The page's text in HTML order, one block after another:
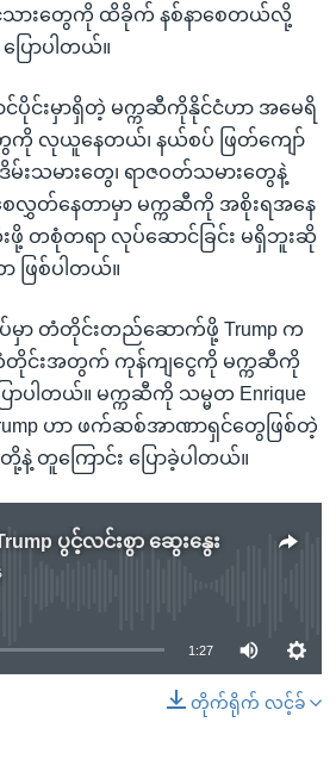
သားတွေကို ထိခိုက် နစ်နာစေတယ်လို့
ြောပါတယ်။
ပိုင်းမှာရှိတဲ့ မက္ကဆီကိုနိုင်ငံဟာ အမေရိ
လုယူနေတယ်၊ နယ်စပ် ဖြတ်ကျော်
မ်းသမားတွေ၊ ရာဇဝတ်သမားတွေနဲ့
တ်နေတာမှာ မက္ကဆီကို အစိုးရအနေ
တစုံတရာ လုပ်ဆောင်ခြင်း မရှိဘူးဆို
ာ ဖြစ်ပါတယ်။
ပ်မှာ တံတိုင်းတည်ဆောက်ဖို့ Trump က
တိုင်းအတွက် ကုန်ကျငွေကို မက္ကဆီကို
ာပါတယ်။ မက္ကဆီကို သမ္မတ Enrique
ဟာ ဖက်ဆစ်အာဏာရှင်တွေဖြစ်တဲ့
တူကြောင်း ပြောခဲ့ပါတယ်။
ပွင့်လင်းစွာ ဆွေးနွေး
source currently available
1:27
တိုက်ရိုက် လင့်ခ်